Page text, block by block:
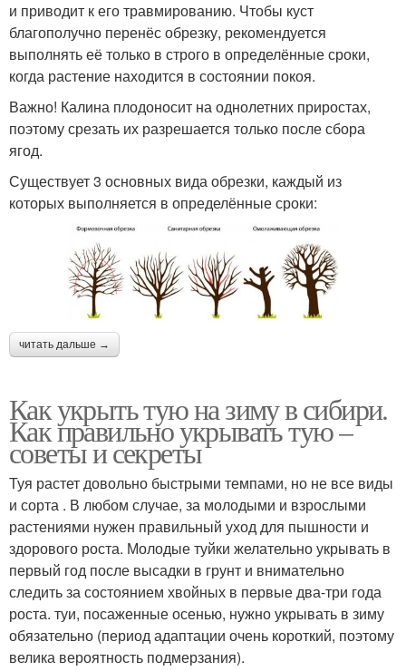
и приводит к его травмированию. Чтобы куст
благополучно перенёс обрезку, рекомендуется
выполнять её только в строго в определённые сроки,
когда растение находится в состоянии покоя.
Важно! Калина плодоносит на однолетних приростах,
поэтому срезать их разрешается только после сбора
ягод.
Существует 3 основных вида обрезки, каждый из
которых выполняется в определённые сроки:
читать дальше →
Как укрыть тую на зиму в сибири.
Как правильно укрывать тую –
советы и секреты
Туя растет довольно быстрыми темпами, но не все виды
и сорта . В любом случае, за молодыми и взрослыми
растениями нужен правильный уход для пышности и
здорового роста. Молодые туйки желательно укрывать в
первый год после высадки в грунт и внимательно
следить за состоянием хвойных в первые два-три года
роста. туи, посаженные осенью, нужно укрывать в зиму
обязательно (период адаптации очень короткий, поэтому
велика вероятность подмерзания).